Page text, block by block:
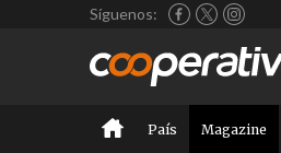
Síguenos:
País Magazine